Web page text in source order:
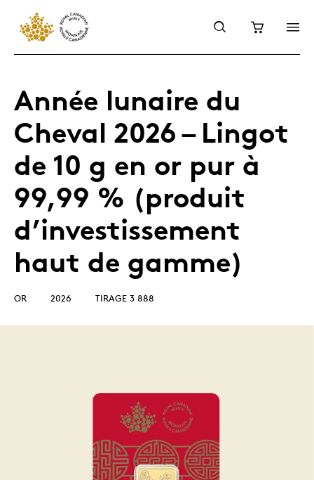
Année lunaire du
Cheval 2026 – Lingot
de 10 g en or pur à
99,99 % (produit
d’investissement
haut de gamme)
OR 2026 TIRAGE 3 888